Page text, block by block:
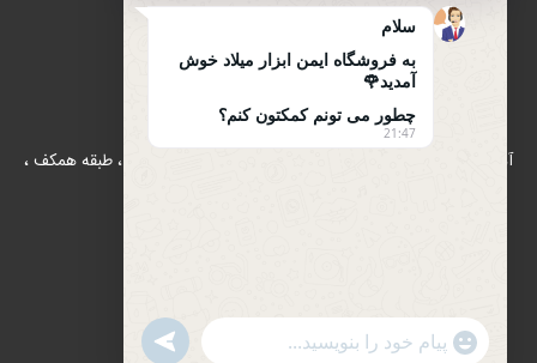
تماس با ما
آدرس : بازار آهن شادآباد ، مجتمع 17 شهریور ، بلوک B/الف ، طبقه همکف ،
تلفن همراه : 09122139279
سلام
به فروشگاه ایمن ابزار میلاد خوش
آمدید🌹
چطور می تونم کمکتون کنم؟
21:47
"+CHATY_SETTINGS.LANG.EMOJI_PICKER+"
WhatsApp
UNDEFINED